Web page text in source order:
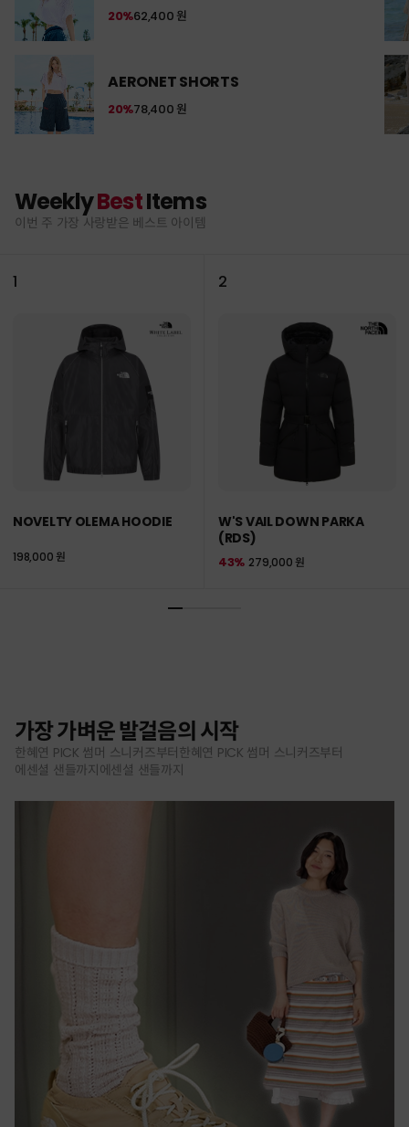
62,400 원
20%
AERONET SHORTS
78,400 원
20%
WeeklyBestItems
이번 주 가장 사랑받은 베스트 아이템
1
NOVELTY OLEMA HOODIE
198,000 원
2
W'S VAIL DOWN PARKA
(RDS)
279,000 원
43%
가장 가벼운 발걸음의 시작
한혜연 PICK 썸머 스니커즈부터한혜연 PICK 썸머 스니커즈부터
에센셜 샌들까지에센셜 샌들까지